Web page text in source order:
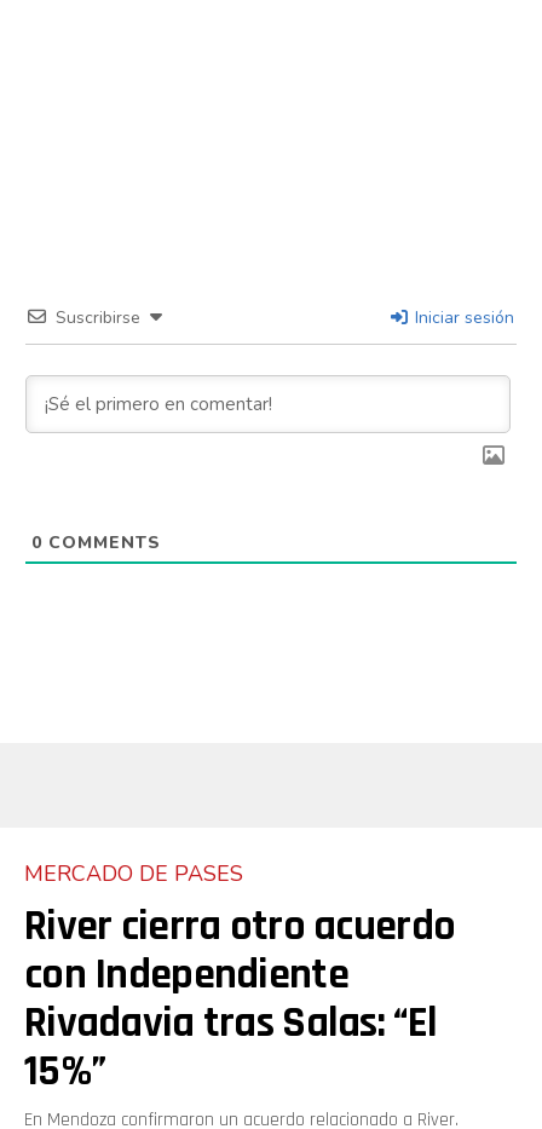
Suscribirse Iniciar sesión
0 COMMENTS
MERCADO DE PASES
River cierra otro acuerdo
con Independiente
Rivadavia tras Salas: “El
15%”
En Mendoza confirmaron un acuerdo relacionado a River.